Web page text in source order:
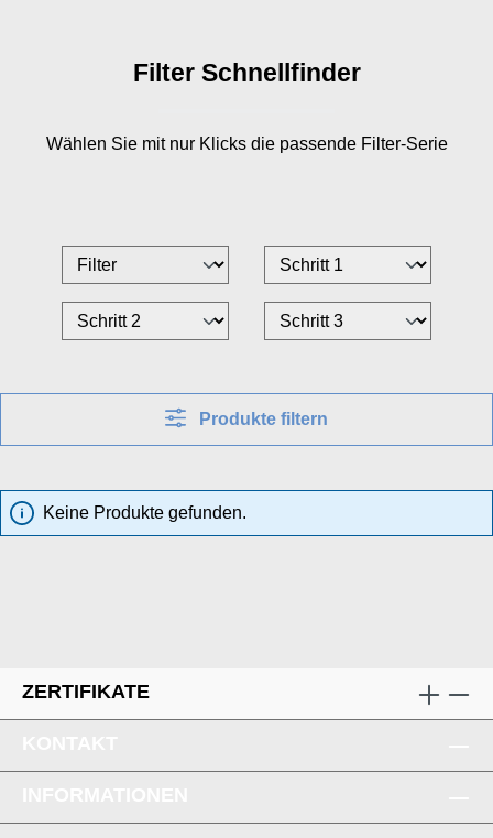
Filter Schnellfinder
Wählen Sie mit nur Klicks die passende Filter-Serie
Produkte filtern
Keine Produkte gefunden.
ZERTIFIKATE